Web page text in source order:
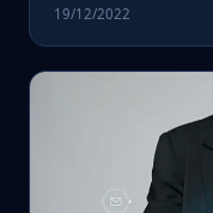
19/12/2022